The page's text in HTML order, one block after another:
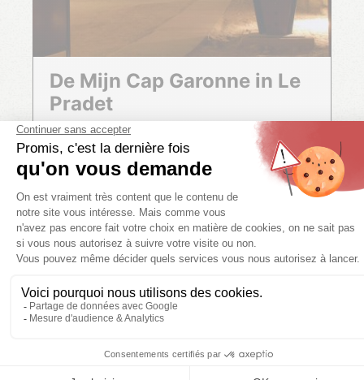
De Mijn Cap Garonne in Le
Pradet
LEES MEER
MEER INFO